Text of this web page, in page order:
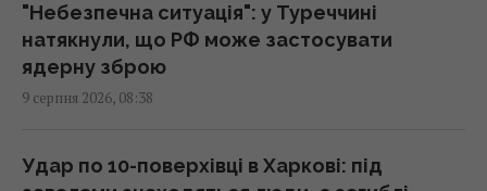
Війна в Ірані послабила США, тепер Росія та
Китай змінюють свої плани, – NYT
08:37 неділя, 09 серпня 2026
Гороскоп на 9 серпня за картами Таро:
"Небезпечна ситуація": у Туреччині
натякнули, що РФ може застосувати
ядерну зброю
9 серпня 2026, 08:38
Удар по 10-поверхівці в Харкові: під